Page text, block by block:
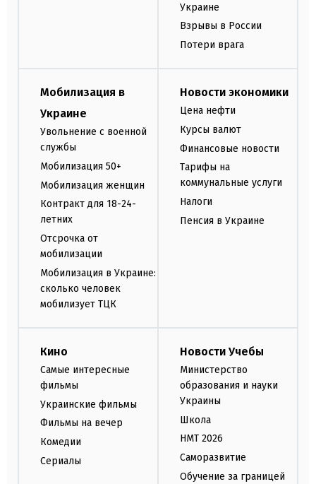
Украине
Взрывы в России
Потери врага
Мобилизация в
Украине
Увольнение с военной
службы
Мобилизация 50+
Мобилизация женщин
Контракт для 18-24-
летних
Отсрочка от
мобилизации
Мобилизация в Украине:
сколько человек
мобилизует ТЦК
Новости экономики
Цена нефти
Курсы валют
Финансовые новости
Тарифы на
коммунальные услуги
Налоги
Пенсия в Украине
Кино
Самые интересные
фильмы
Украинские фильмы
Фильмы на вечер
Комедии
Сериалы
Новости Учебы
Министерство
образования и науки
Украины
Школа
НМТ 2026
Саморазвитие
Обучение за границей